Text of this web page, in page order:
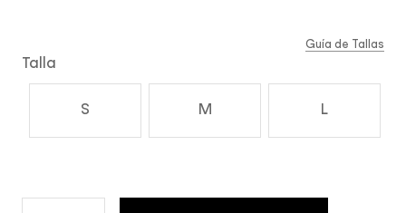
Talla
S M L
Guía de Tallas